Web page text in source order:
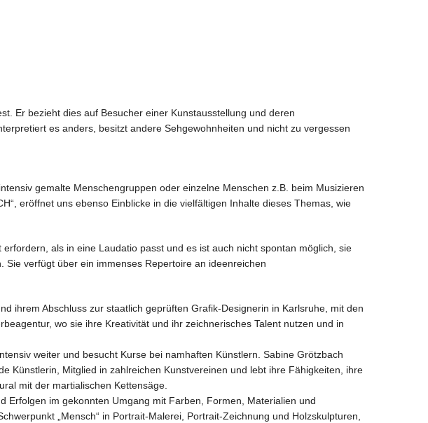
Er bezieht dies auf Besucher einer Kunstausstellung und deren
es anders, besitzt andere Sehgewohnheiten und nicht zu vergessen
gemalte Menschengruppen oder einzelne Menschen z.B. beim Musizieren
eröffnet uns ebenso Einblicke in die vielfältigen Inhalte dieses Themas, wie
als in eine Laudatio passt und es ist auch nicht spontan möglich, sie
verfügt über ein immenses Repertoire an ideenreichen
ihrem Abschluss zur staatlich geprüften Grafik-Designerin in Karlsruhe, mit den
wo sie ihre Kreativität und ihr zeichnerisches Talent nutzen und in
weiter und besucht Kurse bei namhaften Künstlern. Sabine Grötzbach
Künstlerin, Mitglied in zahlreichen Kunstvereinen und lebt ihre Fähigkeiten, ihre
mit der martialischen Kettensäge.
Erfolgen im gekonnten Umgang mit Farben, Formen, Materialien und
„Mensch“ in Portrait-Malerei, Portrait-Zeichnung und Holzskulpturen,